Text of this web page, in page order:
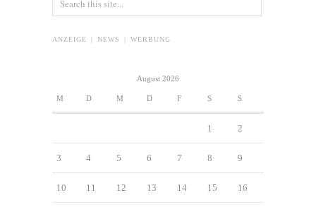
ANZEIGE | NEWS | WERBUNG
August 2026
M D M D F S S
1 2
3 4 5 6 7 8 9
10 11 12 13 14 15 16